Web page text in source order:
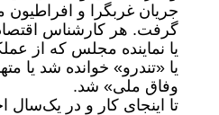
جریان غربگرا و
گرفت. هر کارشناس
یا نماینده مجلس که از
یا «تندرو» خوانده شد یا
وفاق ملی» شد.
تا اینجای کار و در یک‌سال